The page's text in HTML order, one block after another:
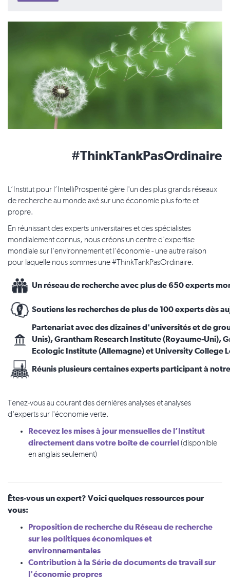
#ThinkTankPasOrdinaire
L’Institut pour l’IntelliProsperité gère l'un des plus grands réseaux
de recherche au monde axé sur une économie plus forte et
propre.
En réunissant des experts universitaires et des spécialistes
mondialement connus, nous créons un centre d'expertise
mondiale sur l'environnement et l'économie - une autre raison
pour laquelle nous sommes une #ThinkTankPasOrdinaire.
Un réseau de recherche avec plus de 650 experts
Soutiens les recherches de plus de 100 experts dès
Partenariat avec des dizaines d'universités et de
Unis), Grantham Research Institute (Royaume-Uni),
Ecologic Institute (Allemagne) et University College
Réunis plusieurs centaines experts participant à
Tenez-vous au courant des dernières analyses et analyses
d'experts sur l'économie verte.
Recevez les mises à jour mensuelles de l’Institut
directement dans votre boîte de courriel (disponible
en anglais seulement)
Êtes-vous un expert? Voici quelques ressources pour
vous:
Propositionde recherche du Réseau de recherche
sur les politiques économiques et
environnementales
Contribution à la Série de documents de travail sur
l'économie propres